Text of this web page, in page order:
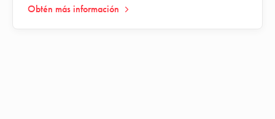
bottlenecks. In this article, we explore how
Obtén más información